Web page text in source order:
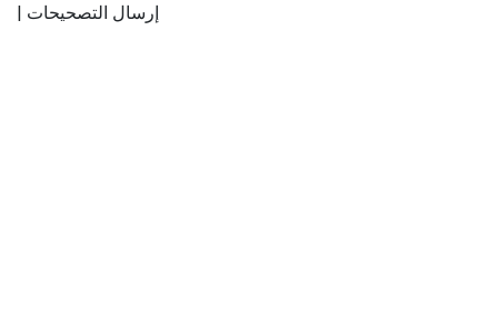
إرسال التصحيحات |